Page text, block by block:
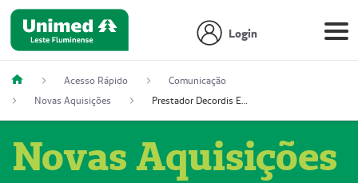
Login
Acesso Rápido
Comunicação
Novas Aquisições
Prestador Decordis Exames Cardiológicos LTDA (51004347-4)
Novas Aquisições